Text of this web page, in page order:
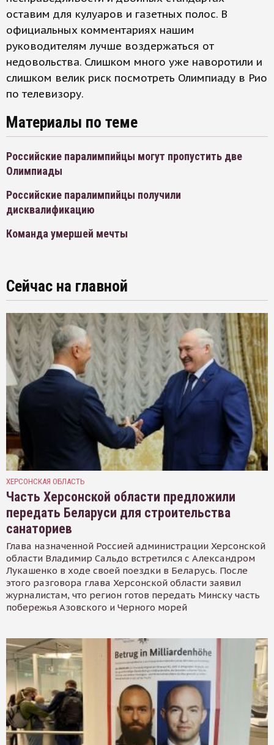
оставим для кулуаров и газетных полос. В
официальных комментариях нашим
руководителям лучше воздержаться от
недовольства. Слишком много уже наворотили и
слишком велик риск посмотреть Олимпиаду в Рио
по телевизору.
Материалы по теме
Российские паралимпийцы могут пропустить две
Олимпиады
Российские паралимпийцы получили
дисквалификацию
Команда умершей мечты
Сейчас на главной
ХЕРСОНСКАЯ ОБЛАСТЬ
Часть Херсонской области предложили
передать Беларуси для строительства
санаториев
Глава назначенной Россией администрации Херсонской
области Владимир Сальдо встретился с Александром
Лукашенко в ходе своей поездки в Беларусь. После
этого разговора глава Херсонской области заявил
журналистам, что регион готов передать Минску часть
побережья Азовского и Черного морей